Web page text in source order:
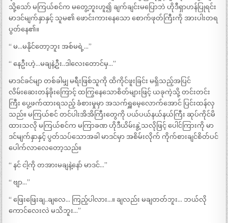
သို့သော် မကြယ်စင်က မတွေ့ဘူးဟူ၍ ချက်ချင်းမပြောဘဲ ဟိုဒီရှာဟန်ပြုရင်း
မာဒင်မျက်နှာနှင့် သူမ၏ ဖောင်းကားနေသော စောက်ဖုတ်ကြီးကို အားပါးတရ
ပွတ်နေ၏။
“ မ…မနိုင်တော့ဘူး အစ်မရဲ့…”
“ နေဦးဟဲ့…မချနဲ့ဦး..ဒါလေးတောင်မှ…”
မာဒင်ခင်မျာ တစ်ခါမျှ မရီးဖြစ်သူကို ထိကိုင်ဖူးခြင်း မရှိသည့်အပြင်
လိမ်းဆေးတန်ခိုးကြောင့် ထကြွနေသောစိတ်များဖြင့် ယခုကဲ့သို့ တင်းတင်း
ကြီး ပွေ့ဖက်ထားရသည့် ခံစားမှုမှာ အသက်ရှူမေ့လောက်အောင် ပြင်းထန်လှ
သည်။ မကြယ်စင် တင်ပါးအိအိကြီးတွေကို ပယ်ပယ်နယ်နယ်ကြီး ဆုပ်ကိုင်မိ
ထားသလို မကြယ်စင်က မကြာခဏ ဟိုဒီယိမ်းနွဲ့သလိုဖြင့် ပေါင်ကြားကို မာ
ဒင်မျက်နှာနှင့် ပွတ်သပ်သောအခါ မာဒင်မှာ အစိမ်းလိုက် ကိုက်စားချင်စိတ်ပင်
ပေါက်လာလေတော့သည်။
“ နင် ငါ့ကို တအားမချနဲ့နော် မာဒင်…”
“ ဗျာ…”
“ ဖြေးဖြေးချ..ချလေ… ကြည့်ပါလား…။ ချလည်း မချတတ်ဘူး… ဘယ်လို
ကောင်လေးလဲ မသိဘူး…”